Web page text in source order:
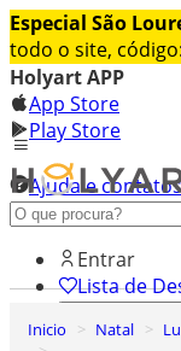
Especial São
todo o site, código:
Holyart APP
App Store
Play Store
Ajuda e contatos
Conheça premium
Entrar
Lista de
Inicio Natal